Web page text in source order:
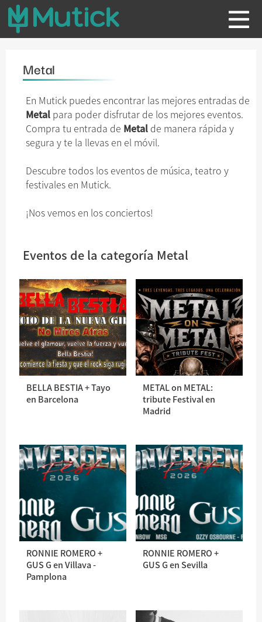
Metal
En Mutick puedes encontrar las mejores entradas de
Metal para poder disfrutar de los mejores eventos.
Compra tu entrada de Metal de manera rápida y
segura y te la llevas en el móvil.
Descubre todos los eventos de música, teatro y
festivales en Mutick.
¡Nos vemos en los conciertos!
Eventos de la categoría Metal
BELLA BESTIA + Tayo
en Barcelona
METAL on METAL:
tribute Festival en
Madrid
RONNIE ROMERO +
GUS G en Villava -
Pamplona
RONNIE ROMERO +
GUS G en Sevilla